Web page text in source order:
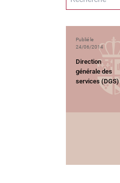
Publié le
24/06/2014
Direction
générale des
services (DGS)